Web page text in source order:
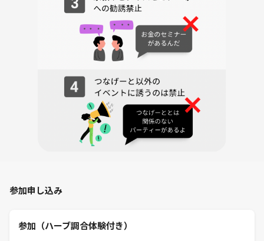
参加申し込み
参加（ハーブ調合体験付き）